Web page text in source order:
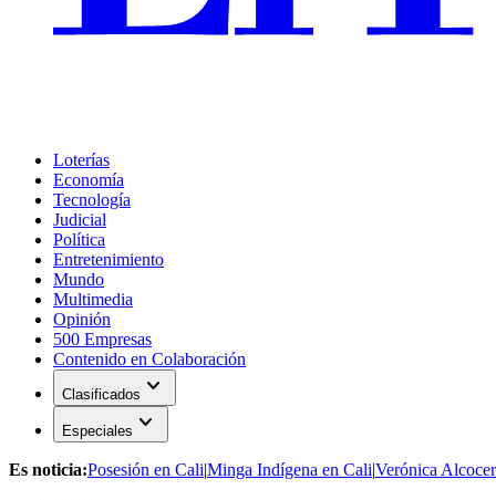
Loterías
Economía
Tecnología
Judicial
Política
Entretenimiento
Mundo
Multimedia
Opinión
500 Empresas
Contenido en Colaboración
Clasificados expand_more
Especiales expand_more
Es noticia:Posesión en Cali|Minga Indígena en Cali|Verónica Alcocer